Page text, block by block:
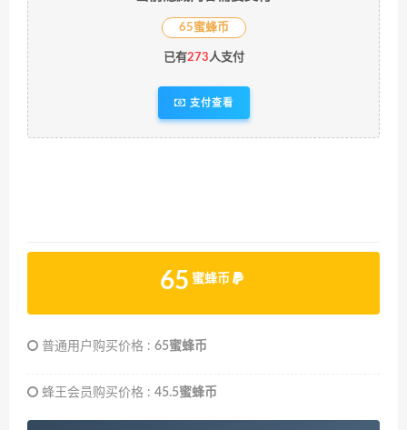
65蜜蜂币
已有273人支付
支付查看
65 蜜蜂币
普通用户购买价格 : 65蜜蜂币
蜂王会员购买价格 : 45.5蜜蜂币